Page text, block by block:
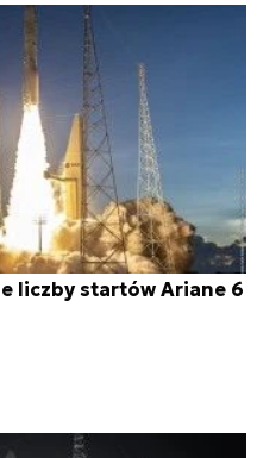
liczby startów Ariane 6